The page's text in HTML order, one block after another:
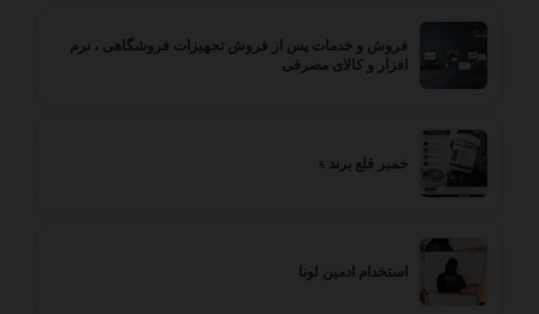
فروش و خدمات پس از فروش تجهیزات فروشگاهی ، نرم
افزار و کالای مصرفی
خمیر قلع برند s
استخدام ادمین لونا